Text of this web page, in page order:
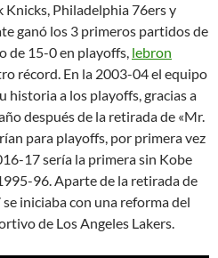
Knicks, Philadelphia 76ers y
ganó los 3 primeros partidos de
de 15-0 en playoffs, lebron
récord. En la 2003-04 el equipo
historia a los playoffs, gracias a
después de la retirada de «Mr.
para playoffs, por primera vez
17 sería la primera sin Kobe
96. Aparte de la retirada de
iniciaba con una reforma del
de Los Angeles Lakers.